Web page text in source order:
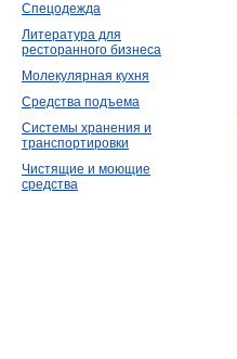
Спецодежда
Литература для
ресторанного бизнеса
Молекулярная кухня
Средства подъема
Системы хранения и
транспортировки
Чистящие и моющие
средства